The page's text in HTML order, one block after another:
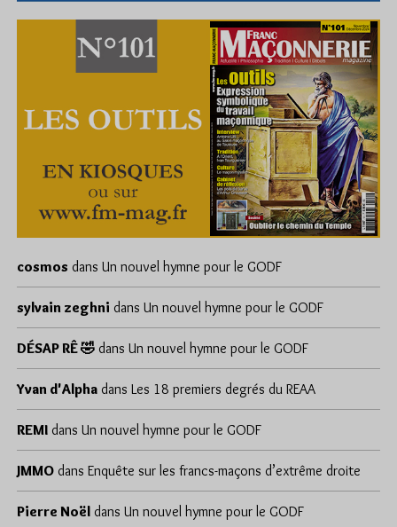
cosmos dans Un nouvel hymne pour le GODF
sylvain zeghni dans Un nouvel hymne pour le GODF
DÉSAP RÊ 🤣 dans Un nouvel hymne pour le GODF
Yvan d'Alpha dans Les 18 premiers degrés du REAA
REMI dans Un nouvel hymne pour le GODF
JMMO dans Enquête sur les francs-maçons d’extrême droite
Pierre Noël dans Un nouvel hymne pour le GODF